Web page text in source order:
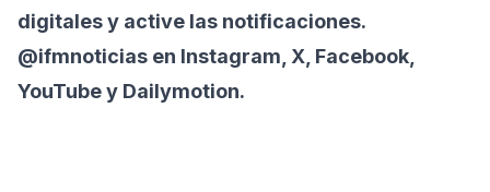
digitales y active las notificaciones.
@ifmnoticias en Instagram, X, Facebook,
YouTube y Dailymotion.